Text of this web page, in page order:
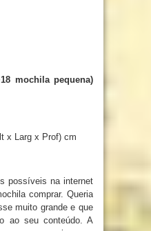
mochila pequena)
x Larg x Prof) cm
possíveis na internet
comprar. Queria
muito grande e que
ao seu conteúdo. A